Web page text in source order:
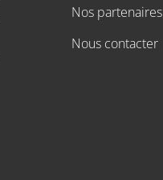
Nos partenaires
Nous contacter